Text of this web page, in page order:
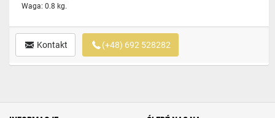
Waga: 0.8 kg.
Kontakt (+48) 692 528282